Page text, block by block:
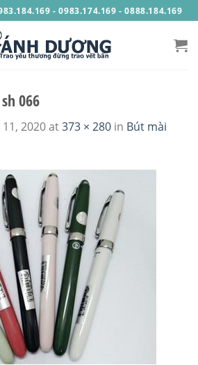
- 0983.174.169 - 0888.184.169
066
2020at373 × 280 in Bút mài